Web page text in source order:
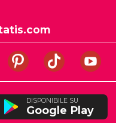
DISPONIBILE SU
Google Play